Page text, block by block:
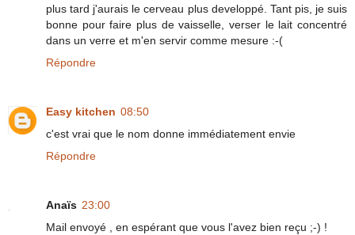
plus tard j'aurais le cerveau plus developpé. Tant pis, je suis
bonne pour faire plus de vaisselle, verser le lait concentré
dans un verre et m'en servir comme mesure :-(
Répondre
Easy kitchen 08:50
c'est vrai que le nom donne immédiatement envie
Répondre
Anaïs 23:00
Mail envoyé , en espérant que vous l'avez bien reçu ;-) !